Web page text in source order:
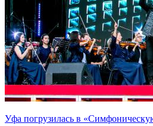
Уфа погрузилась в